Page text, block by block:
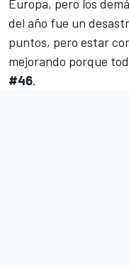
Europa, pero los
del año fue un
puntos, pero estar
mejorando porque
#46.